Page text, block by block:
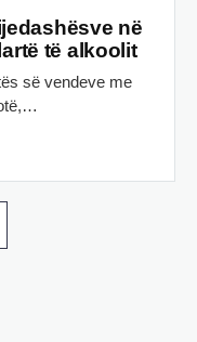
në
të alkoolit
së vendeve me